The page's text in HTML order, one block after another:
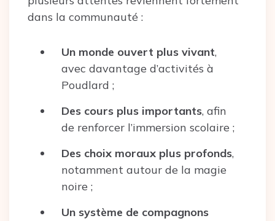
dans la communauté :
Un monde ouvert plus vivant,
avec davantage d’activités à
Poudlard ;
Des cours plus importants, afin
de renforcer l’immersion scolaire ;
Des choix moraux plus profonds,
notamment autour de la magie
noire ;
Un système de compagnons